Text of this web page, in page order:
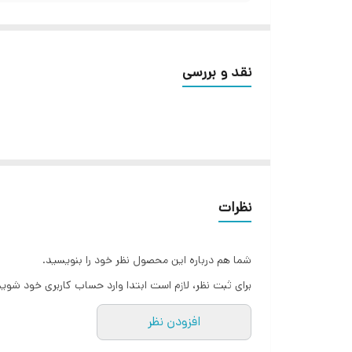
نقد و بررسی
نظرات
شما هم درباره این محصول نظر خود را بنویسید.
برای ثبت نظر، لازم است ابتدا وارد حساب کاربری خود
افزودن نظر